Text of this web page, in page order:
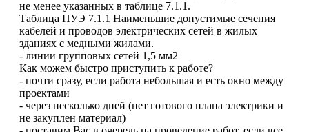
не менее указанных в таблице 7.1.1.
Таблица ПУЭ 7.1.1 Наименьшие допустимые сечения
кабелей и проводов электрических сетей в жилых
зданиях с медными жилами.
- линии групповых сетей 1,5 мм2
Как можем быстро приступить к работе?
- почти сразу, если работа небольшая и есть окно между
проектами
- через несколько дней (нет готового плана электрики и
не закуплен материал)